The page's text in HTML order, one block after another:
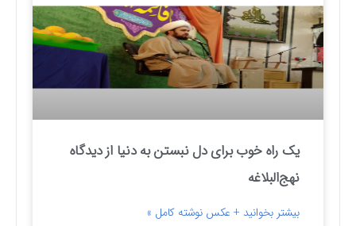
یک راه خوب برای دل نبستن به دنیا از دیدگاه
نهج‌البلاغه
بیشتر بخوانید + عکس نوشته کامل »